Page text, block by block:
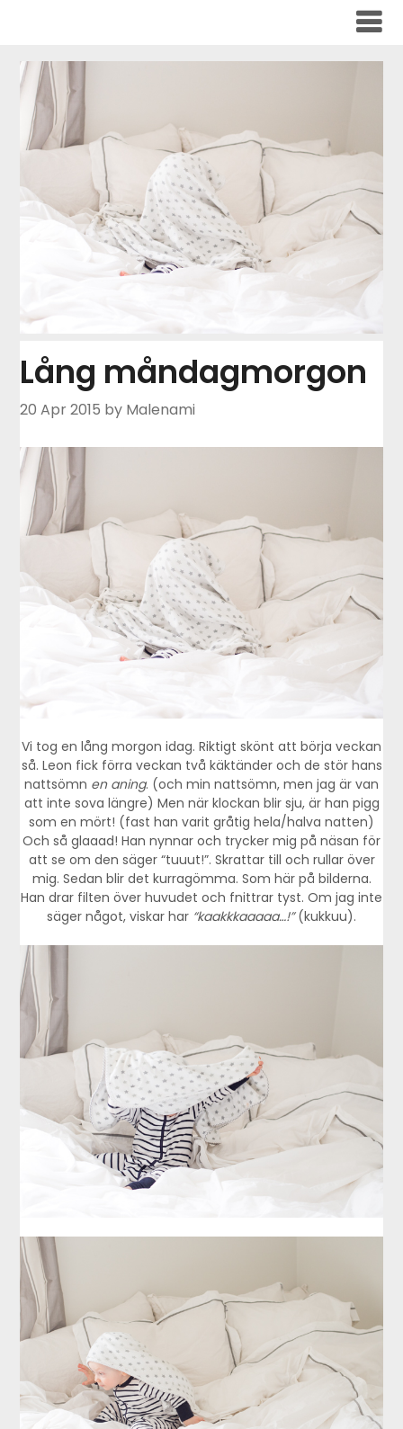
content
Lång måndagmorgon
20 Apr 2015 by Malenami
Vi tog en lång morgon idag. Riktigt skönt att börja veckan
så. Leon fick förra veckan två käktänder och de stör hans
nattsömn en aning. (och min nattsömn, men jag är van
att inte sova längre) Men när klockan blir sju, är han pigg
som en mört! (fast han varit gråtig hela/halva natten)
Och så glaaad! Han nynnar och trycker mig på näsan för
att se om den säger “tuuut!”. Skrattar till och rullar över
mig. Sedan blir det kurragömma. Som här på bilderna.
Han drar filten över huvudet och fnittrar tyst. Om jag inte
säger något, viskar har “kaakkkaaaaa…!”(kukkuu).